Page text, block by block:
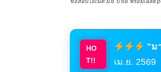
HO
T!!
"ม
เม.ย. 2569